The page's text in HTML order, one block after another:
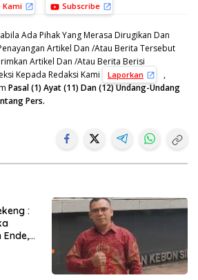
Kami Subscribe
Ada Pihak Yang Merasa Dirugikan Dan
Artikel Dan /Atau Berita Tersebut
Artikel Dan /Atau Berita Berisi
Kepada Redaksi Kami
Laporkan
,
Pasal (1) Ayat (11) Dan (12) Undang-Undang
Pers.
: